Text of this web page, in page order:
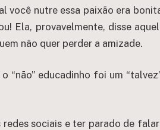
você nutre essa paixão era
Ela, provavelmente, disse
não quer perder a amizade.
“não” educadinho foi um
sociais e ter parado de